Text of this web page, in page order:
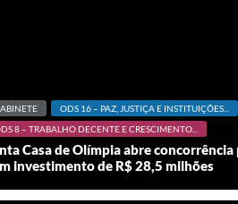
ODS 16 – PAZ, JUSTIÇA E INSTITUIÇÕES...
8 – TRABALHO DECENTE E CRESCIMENTO...
Casa de Olímpia abre
investimento de R$ 28,5 milhões